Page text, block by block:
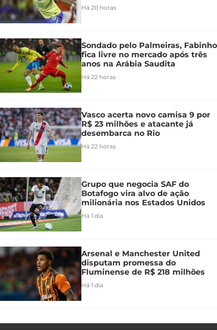
Há 20 horas
Sondado pelo Palmeiras, Fabinho
fica livre no mercado após três
anos na Arábia Saudita
Há 22 horas
Vasco acerta novo camisa 9 por
R$ 23 milhões e atacante já
desembarca no Rio
Há 22 horas
Grupo que negocia SAF do
Botafogo vira alvo de ação
milionária nos Estados Unidos
Há 1 dia
Arsenal e Manchester United
disputam promessa do
Fluminense de R$ 218 milhões
Há 1 dia